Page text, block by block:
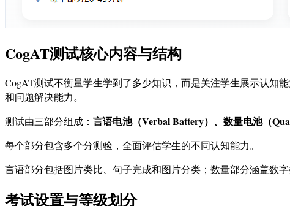
CogAT测试核心内容与结构
CogAT测试不衡量学生学到了多少知识，而是关注学生展示认知
和问题解决能力。
测试由三部分组成： 言语电池（Verbal Battery）、数量电池（
每个部分包含多个分测验，全面评估学生的不同认知能力。
言语部分包括图片类比、句子完成和图片分类；数量部分涵盖数
考试设置与等级划分